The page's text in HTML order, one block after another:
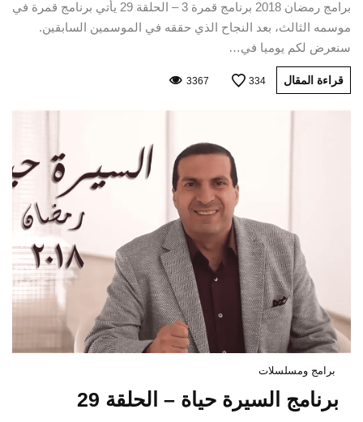
برامج رمضان 2018 برنامج قمرة 3 – الحلقة 29 يأتي برنامج قمرة في
موسمه الثالث، بعد النجاح الذي حققه في الموسمين السابقين.
سنعرض لكم يوميا في…
قراءة المقال 334
3367
برامج ومسلسلات
برنامج السيرة حياة – الحلقة 29